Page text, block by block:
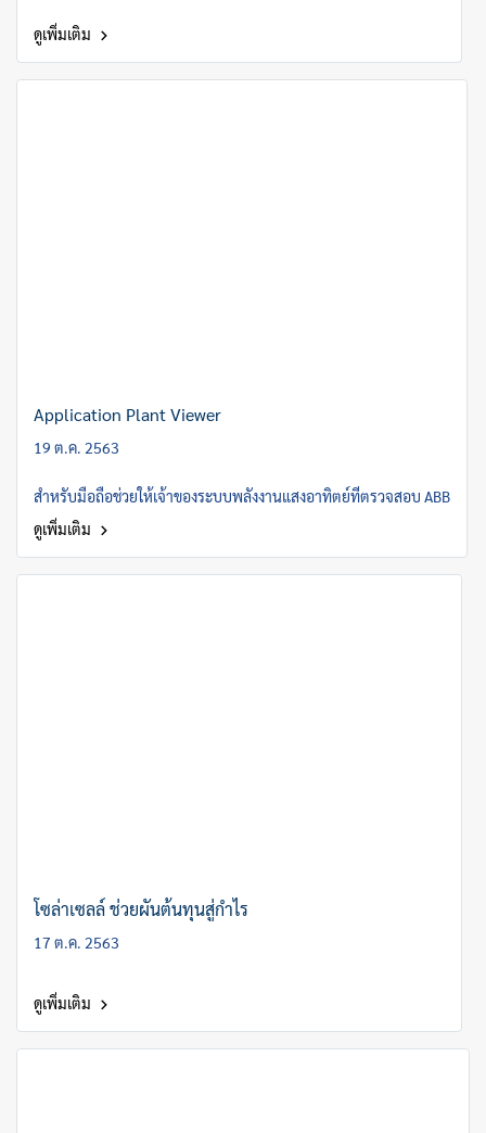
ดูเพิ่มเติม
Application Plant Viewer
19 ต.ค. 2563
สำหรับมือถือช่วยให้เจ้าของระบบพลังงานแสงอาทิตย์ที่ตรวจสอบ ABB
ดูเพิ่มเติม
โซล่าเซลล์ ช่วยผันต้นทุนสู่กำไร
17 ต.ค. 2563
ดูเพิ่มเติม